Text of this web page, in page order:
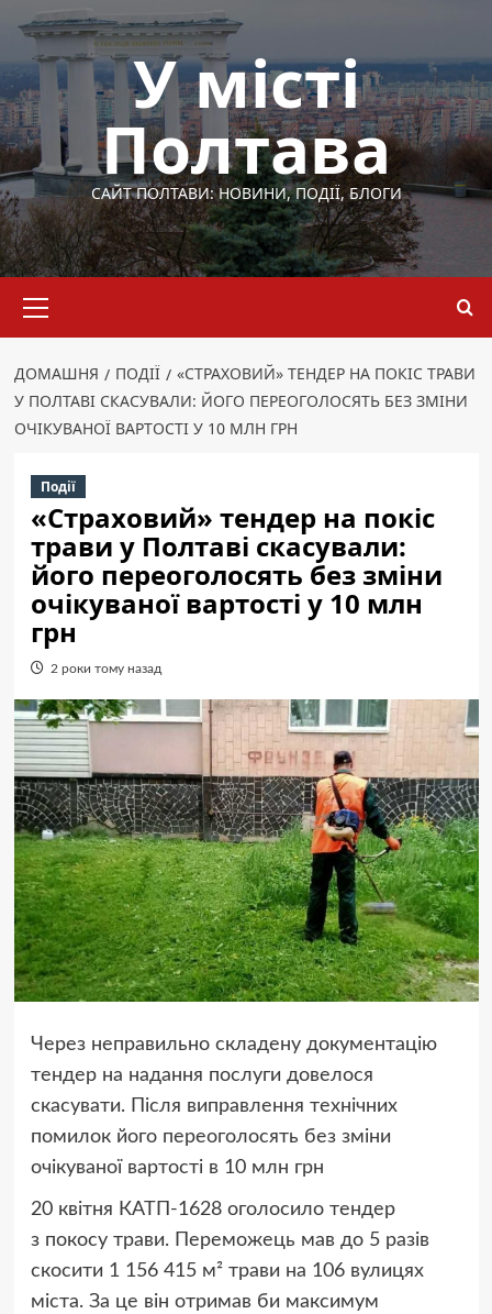
Перейти
вмісту
У місті
Полтава
САЙТ ПОЛТАВИ: НОВИНИ, ПОДІЇ, БЛОГИ
меню
ДОМАШНЯ ПОДІЇ
«СТРАХОВИЙ» ТЕНДЕР НА ПОКІС ТРАВИ
У ПОЛТАВІ СКАСУВАЛИ: ЙОГО ПЕРЕОГОЛОСЯТЬ БЕЗ ЗМІНИ
ОЧІКУВАНОЇ ВАРТОСТІ У 10 МЛН ГРН
Події
«Страховий» тендер на покіс
трави у Полтаві скасували:
його переоголосять без зміни
очікуваної вартості у 10 млн
грн
2 роки тому назад
Через неправильно складену документацію
тендер на надання послуги довелося
скасувати. Після виправлення технічних
помилок його переоголосять без зміни
очікуваної вартості в 10 млн грн
20 квітня КАТП-1628 оголосило тендер
з покосу трави. Переможець мав до 5 разів
скосити 1 156 415 м² трави на 106 вулицях
міста. За це він отримав би максимум